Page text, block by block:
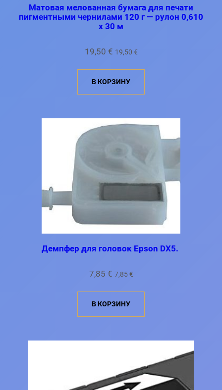
Матовая мелованная бумага для печати
пигментными чернилами 120 г — рулон 0,610
x 30 м
19,50 € 19,50 €
В КОРЗИНУ
Демпфер для головок Epson DX5.
7,85 € 7,85€
В КОРЗИНУ